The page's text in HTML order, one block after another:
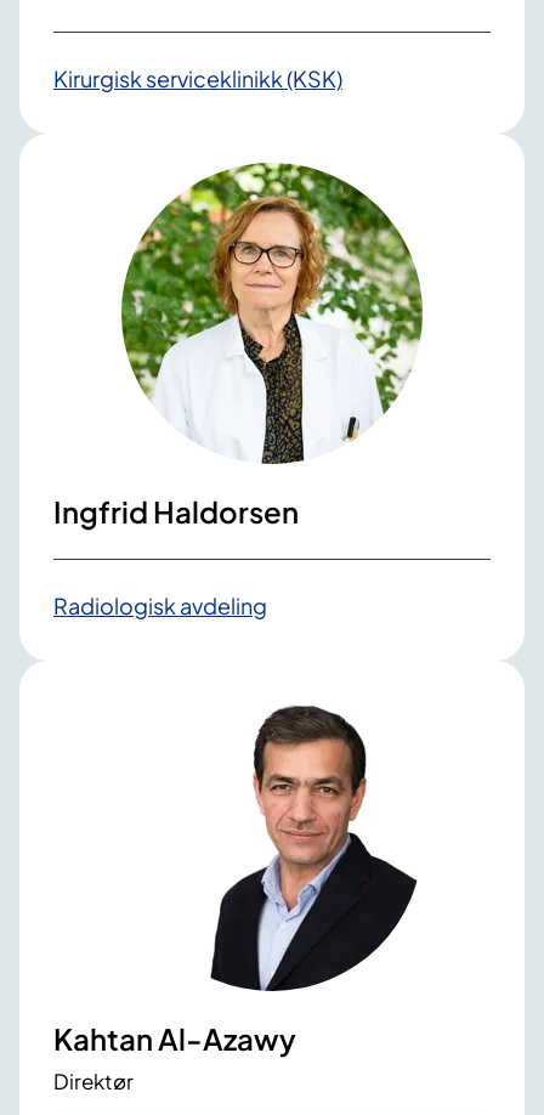
Kirurgisk serviceklinikk (KSK)
Ingfrid Haldorsen
Radiologisk avdeling
Kahtan Al-Azawy
Direktør